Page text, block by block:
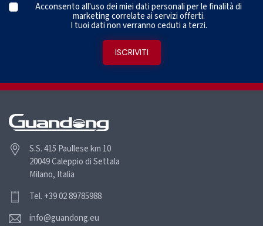
Acconsento all'uso dei miei dati personali per le finalità di
marketing correlate ai servizi offerti.
I tuoi dati non verranno ceduti a terzi.
S.S. 415 Paullese km 10
20049 Caleppio di Settala
Milano, Italia
Tel. +39 02 89785988
info@guandong.eu